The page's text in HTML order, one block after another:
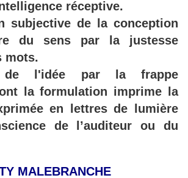
réceptive.
subjective de la conception
du sens par la justesse
mots.
de l'idée par la frappe
la formulation imprime la
en lettres de lumière
de l’auditeur ou du
MALEBRANCHE